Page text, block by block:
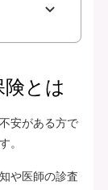
とは
安がある方で
。
や医師の診査